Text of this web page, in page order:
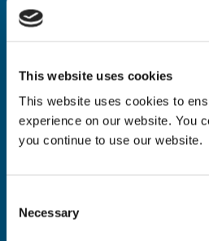
This website uses cookies
This website uses cookies to
experience on our website. You
you continue to use our website.
Selection
Necessary
Quantity* Unit
Product Name*